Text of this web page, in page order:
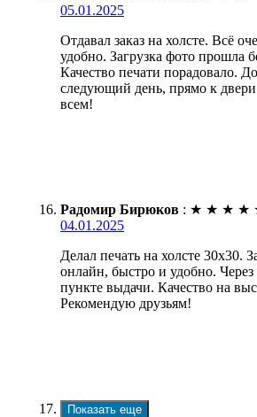
05.01.2025
Отдавал заказ на холсте. Всё
удобно. Загрузка фото прошла
Качество печати порадовало.
следующий день, прямо к
всем!
Радомир Бирюков : ★ ★ ★ ★
04.01.2025
Делал печать на холсте 30х30.
онлайн, быстро и удобно. Через
пункте выдачи. Качество на
Рекомендую друзьям!
Показать еще